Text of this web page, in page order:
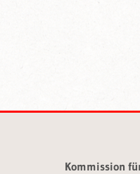
Kommission